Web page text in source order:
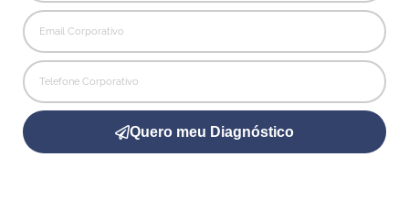
Quero meu Diagnóstico